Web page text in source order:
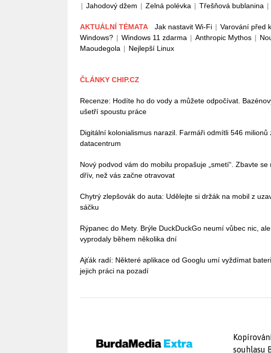
| Jahodový džem | Zelná polévka | Třešňová bublanina |
AKTUÁLNÍ TÉMATA Jak nastavit Wi-Fi | Varování před
Windows? | Windows 11 zdarma | Anthropic Mythos |
Maoudegola | Nejlepší Linux
ČLÁNKY CHIP.CZ
Recenze: Hodíte ho do vody a můžete odpočívat.
ušetří spoustu práce
Digitální kolonialismus narazil. Farmáři odmítli 546
datacentrum
Nový podvod vám do mobilu propašuje „smetí“. Zbavte
dřív, než vás začne otravovat
Chytrý zlepšovák do auta: Udělejte si držák na mobil z
sáčku
Rýpanec do Mety. Brýle DuckDuckGo neumí vůbec nic,
vyprodaly během několika dní
Ajťák radí: Některé aplikace od Googlu umí vyždímat
jejich práci na pozadí
souhlasu